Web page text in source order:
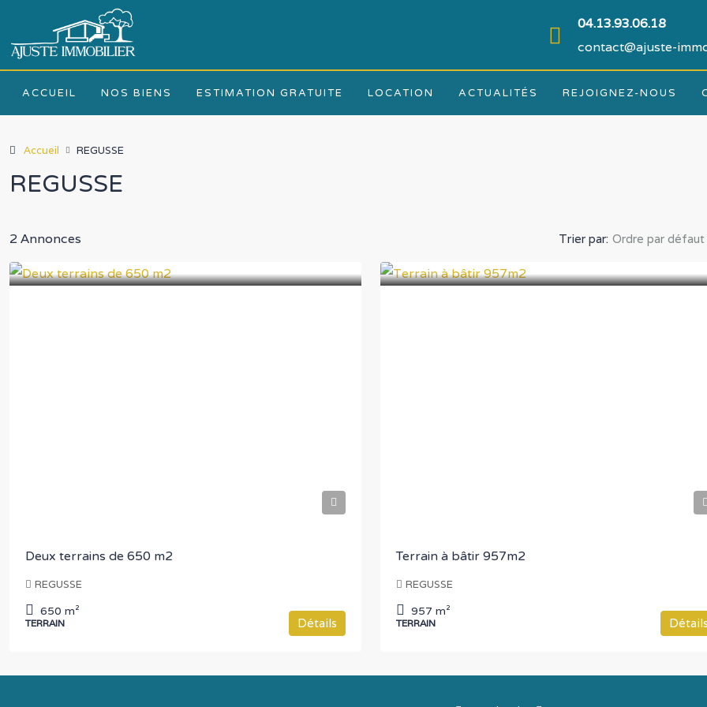
04.13.93.06.18
contact@ajuste-
ACCUEIL NOS BIENS ESTIMATION GRATUITE LOCATION ACTUALITÉS REJOIGNEZ-NOUS
Accueil REGUSSE
REGUSSE
2 Annonces Trier par: Ordre par défaut
Deux terrains de 650 m2
REGUSSE
650 m²
TERRAIN Détails
Terrain à bâtir 957m2
REGUSSE
957 m²
TERRAIN